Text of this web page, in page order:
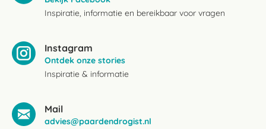
Inspiratie, informatie en bereikbaar voor vragen
Instagram
Ontdek onze stories
Inspiratie & informatie
Mail
advies@paardendrogist.nl